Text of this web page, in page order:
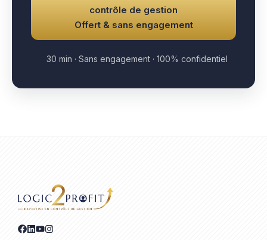
contrôle de gestion
Offert & sans engagement
30 min · Sans engagement · 100% confidentiel